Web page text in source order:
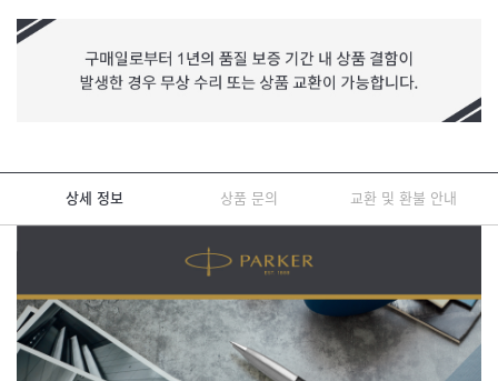
상세 정보 상품 문의 교환 및 환불 안내